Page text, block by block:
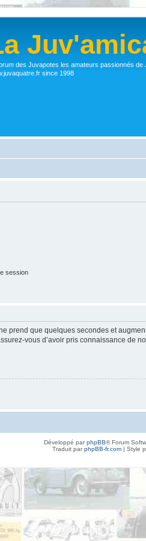
des Juvapotes les amateurs passionnés de
since 1998
session
prend que quelques secondes et
vous d’avoir pris connaissance de
Développé parphpBB® Forum
Traduit parphpBB-fr.com| Style